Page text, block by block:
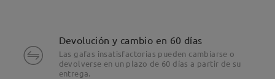
Devolución y cambio en 60 días
Las gafas insatisfactorias pueden cambiarse o
devolverse en un plazo de 60 días a partir de su
entrega.